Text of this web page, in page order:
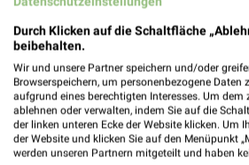
ÖPNV ANZEIGEN
Durch Klicken auf die Schaltfläche
beibehalten.
Wir und unsere Partner speichern und/oder
Browserspeichern, um personenbezogene
aufgrund eines berechtigten Interesses. Um dem
ablehnen oder verwalten, indem Sie auf die
der linken unteren Ecke der Website klicken. Um
der Website und klicken Sie auf den Menüpunkt
werden unseren Partnern mitgeteilt und haben